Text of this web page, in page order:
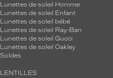
Lunettes de soleil Homme
Lunettes de soleil Enfant
Lunettes de soleil bébé
Lunettes de soleil Ray-Ban
Lunettes de soleil Gucci
Lunettes de soleil Oakley
Soldes
LENTILLES